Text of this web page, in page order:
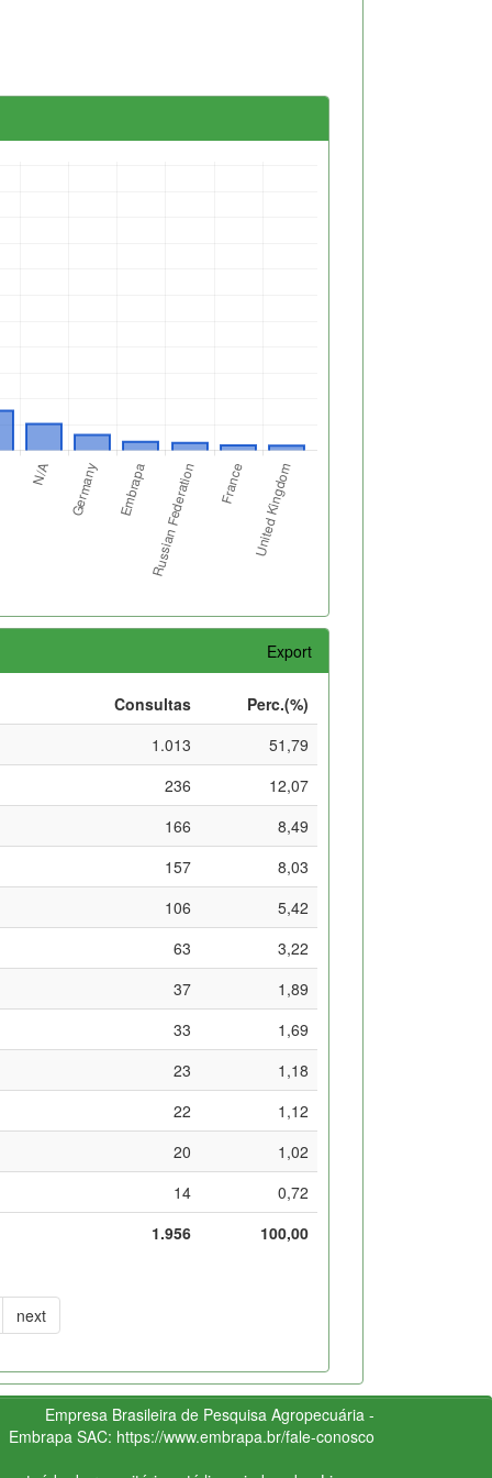
Export
Consultas
Perc.(%)
1.013
51,79
236
12,07
166
8,49
157
8,03
106
5,42
63
3,22
37
1,89
33
1,69
23
1,18
22
1,12
20
1,02
14
0,72
1.956
100,00
next
Empresa Brasileira de Pesquisa Agropecuária -
Embrapa SAC: https://www.embrapa.br/fale-conosco